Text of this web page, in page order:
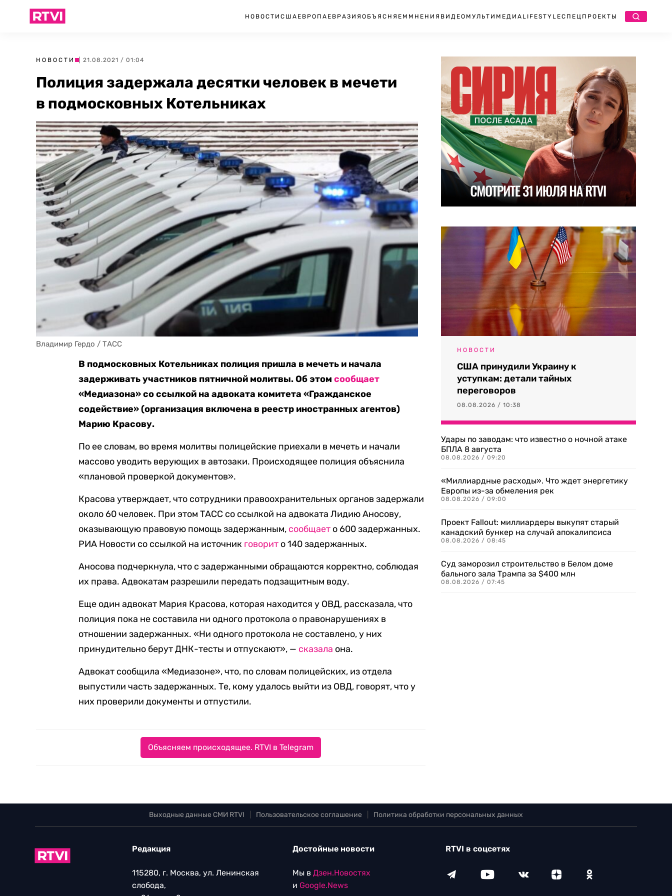
НОВОСТИ США ЕВРОПА ЕВРАЗИЯ ОБЪЯСНЯЕМ МНЕНИЯ ВИДЕО МУЛЬТИМЕДИА LIFESTYLEСПЕЦПРОЕКТЫ
НОВОСТИ | 21.08.2021 / 01:04
Полиция задержала десятки человек в мечети
в подмосковных Котельниках
Владимир Гердо / ТАСС
В подмосковных Котельниках полиция пришла в мечеть и начала
задерживать участников пятничной молитвы. Об этомсообщает
«Медиазона» со ссылкой на адвоката комитета «Гражданское
содействие» (организация включена в реестр иностранных агентов)
Марию Красову.
По ее словам, во время молитвы полицейские приехали в мечеть и начали
массово уводить верующих в автозаки. Происходящее полиция объяснила
«плановой проверкой документов».
Красова утверждает, что сотрудники правоохранительных органов задержали
около 60 человек. При этом ТАСС со ссылкой на адвоката Лидию Аносову,
оказывающую правовую помощь задержанным, сообщает о 600 задержанных.
РИА Новости со ссылкой на источник говорит о 140 задержанных.
Аносова подчеркнула, что с задержанными обращаются корректно, соблюдая
их права. Адвокатам разрешили передать подзащитным воду.
Еще один адвокат Мария Красова, которая находится у ОВД, рассказала, что
полиция пока не составила ни одного протокола о правонарушениях в
отношении задержанных. «Ни одного протокола не составлено, у них
принудительно берут ДНК-тесты и отпускают», — сказала она.
Адвокат сообщила «Медиазоне», что, по словам полицейских, из отдела
выпустили часть задержанных. Те, кому удалось выйти из ОВД, говорят, что у
них проверили документы и отпустили.
Объясняем происходящее. RTVI в Telegram
НОВОСТИ
США принудили Украину к
уступкам: детали тайных
переговоров
08.08.2026 / 10:38
Удары по заводам: что известно о ночной атаке
БПЛА 8 августа
08.08.2026 / 09:20
«Миллиардные расходы». Что ждет энергетику
Европы из-за обмеления рек
08.08.2026 / 09:00
Проект Fallout: миллиардеры выкупят старый
канадский бункер на случай апокалипсиса
08.08.2026 / 08:45
Суд заморозил строительство в Белом доме
бального зала Трампа за $400 млн
08.08.2026 / 07:45
Выходные данные СМИ RTVI Пользовательское соглашение Политика обработки персональных данных
Редакция
115280, г. Москва, ул. Ленинская
слобода,
Достойные новости
Мы в Дзен.Новостях
и Google.News
RTVI в соцсетях